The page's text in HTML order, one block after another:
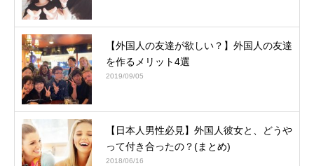
【外国人の友達が欲しい？】外国人の友達
を作るメリット4選
2019/09/05
【日本人男性必見】外国人彼女と、どうや
って付き合ったの？(まとめ)
2018/06/16